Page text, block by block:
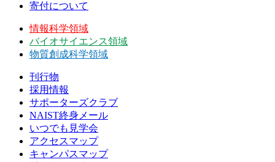
寄付について
情報科学領域
バイオサイエンス領域
物質創成科学領域
刊行物
採用情報
サポーターズクラブ
NAIST終身メール
いつでも見学会
アクセスマップ
キャンパスマップ